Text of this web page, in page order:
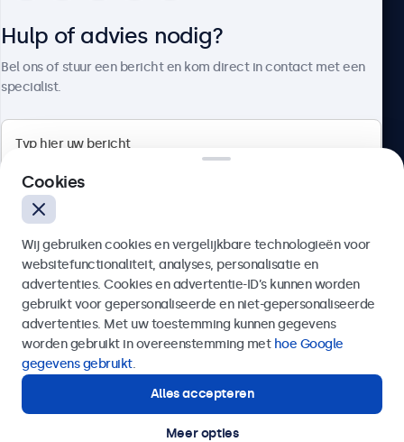
4.8/5 door 5000+ bedrijven
Nederlands
Hulp of advies nodig?
Bel ons of stuur een bericht en kom direct in contact met een
specialist.
Verzenden
Of bel ons op
Hulp of advies nodig?
Direct contact met een specialist.
Cookies
Wij gebruiken cookies en vergelijkbare technologieën voor
websitefunctionaliteit, analyses, personalisatie en
advertenties. Cookies en advertentie-ID’s kunnen worden
gebruikt voor gepersonaliseerde en niet-gepersonaliseerde
advertenties. Met uw toestemming kunnen gegevens
worden gebruikt in overeenstemming met hoe Google
gegevens gebruikt.
Alles accepteren
Meer opties